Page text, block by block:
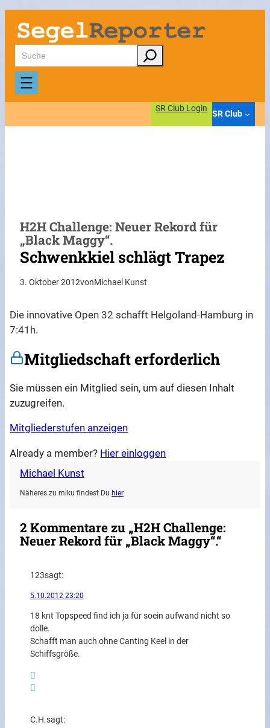
Zum
Inhalt
springen
Suchen
SR Club Login
SR Club
H2H Challenge: Neuer Rekord für
„Black Maggy“.
Schwenkkiel schlägt Trapez
3. Oktober 2012vonMichael Kunst
Die innovative Open 32 schafft Helgoland-Hamburg in
7:41h.
Mitgliedschaft erforderlich
Sie müssen ein Mitglied sein, um auf diesen Inhalt
zuzugreifen.
Mitgliederstufen anzeigen
Already a member? Hier einloggen
Michael Kunst
Näheres zu miku findest Du hier
2 Kommentare zu „H2H Challenge:
Neuer Rekord für „Black Maggy“.“
123sagt:
5.10.2012 23:20
18 knt Topspeed find ich ja für soein aufwand nicht so
dolle.
Schafft man auch ohne Canting Keel in der
Schiffsgröße.
C.H.sagt: